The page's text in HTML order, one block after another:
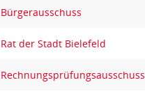
Bürgerausschuss
Rat der Stadt Bielefeld
Rechnungsprüfungsausschuss